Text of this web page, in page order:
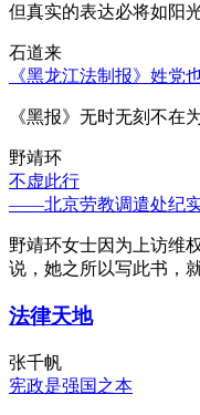
但真实的表达必将如阳
石道来
《黑龙江法制报》姓党
《黑报》无时无刻不在
野靖环
不虚此行
——北京劳教调遣处纪实
野靖环女士因为上访维
说，她之所以写此书，
法律天地
张千帆
宪政是强国之本